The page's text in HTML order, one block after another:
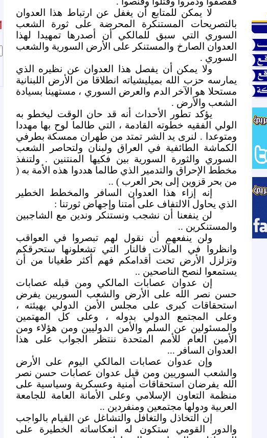
لا يمكن للمتابع أن يغفل عن ارتباط هذا العدوان
بالتصريحات المستنكرة المحرضة على ثورة الشعب
السوري التي سبق للمالكي أن أصدرها تمهيدا لهذا
العدوان الصارخ والمستنكر على الأرض السورية والشعب
السوري .
ولا يمكن أن يفصل هذا العدوان عن نظيره الذي
يمارسه حزب الله بميليشياته انطلاقا من الأرض اللبنانية
مستحلا هو الآخر الدم والعرض السوري ، مستهينا بسيادة
الشعب والأرض .
يؤكد تطور الأحداث أنه قد حان الوقت ليخطو به
الولي الفقيه خطوته القادمة ، التي طالما لوح بها مهددا
ومتوعدا . لنرى يد الشر تمتد من طهران ممسكة بطرفي
الكماشة الطائفية في العراق ولبنان ولتحاصر الشعب
السوري والثورة السورية بين فكيها المنتنين . ولتنفذ
مخطط الإحراق والتدمير الذي طالما هددوا هذه الأمة به (
من بحر قزوين إلى بحر العرب ) ..
إنه إزاء هذا العدوان السافر والمخطط الخطير
الذي يحاول الالتفاف على أمتنا وإجهاض ثورتنا :
لن ينفعنا أن نشجب ونستنكر وندين مع الشاجبين
والمستنكرين ..
ولن ينفعهم أن نقول لهم تبصروا في العواقب
وانظروا في المآلات فالنار التي تشعلونها ستحرقكم
وتزلزل الأرض تحت أقدامكم فهم أكثر طغيانا من أن
يستمعوا لنصح الناصحين ..
إن عدوان عصابات المالكي ومن قبله عصابات
حسن نصر الله على الأرض والشعب السوريين يفرض
استحقاقات كبرى على مجلس الأمن الدولي بهيئته ،
وعلى المجتمع الدولي بدوله ، وعلى كل المهتمين
والمسئولين عن السلم والأمن الدوليين ومن هؤلاء ومن
الأمين العام للأمم المتحدة ننتظر الجواب على هذا
العدوان السافر ...
وإن عدوان عصابات المالكي اليوم على الأرض
والشعب السوريين ومن قبل عدوان عصابات حسن نصر
الله يفرضان استحقاقات أمنية وعسكرية وسياسية على
منظمة التعاون الإسلامي وعلى الأمانة العامة للجامعة
العربية ودولها مجتمعين ومنفردين ..
إن التخاذل والتغافل والتشاغل عن القيام بالواجب
والدور القومي ستكون له انعكاساته الخطيرة على